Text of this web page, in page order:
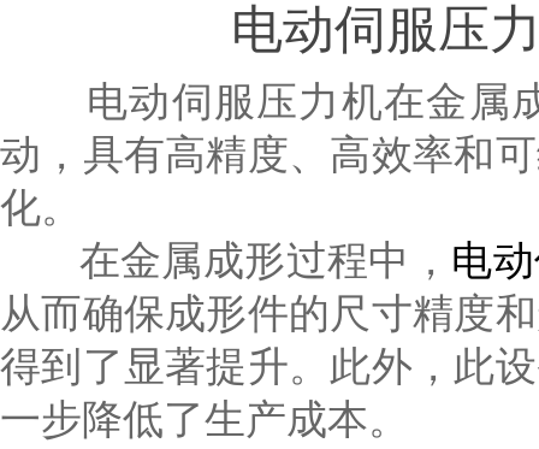
电动伺服压
电动伺服压力机在金属成
动，具有高精度、高效率和
化。
在金属成形过程中， 电
从而确保成形件的尺寸精度
得到了显著提升。此外，此
一步降低了生产成本。